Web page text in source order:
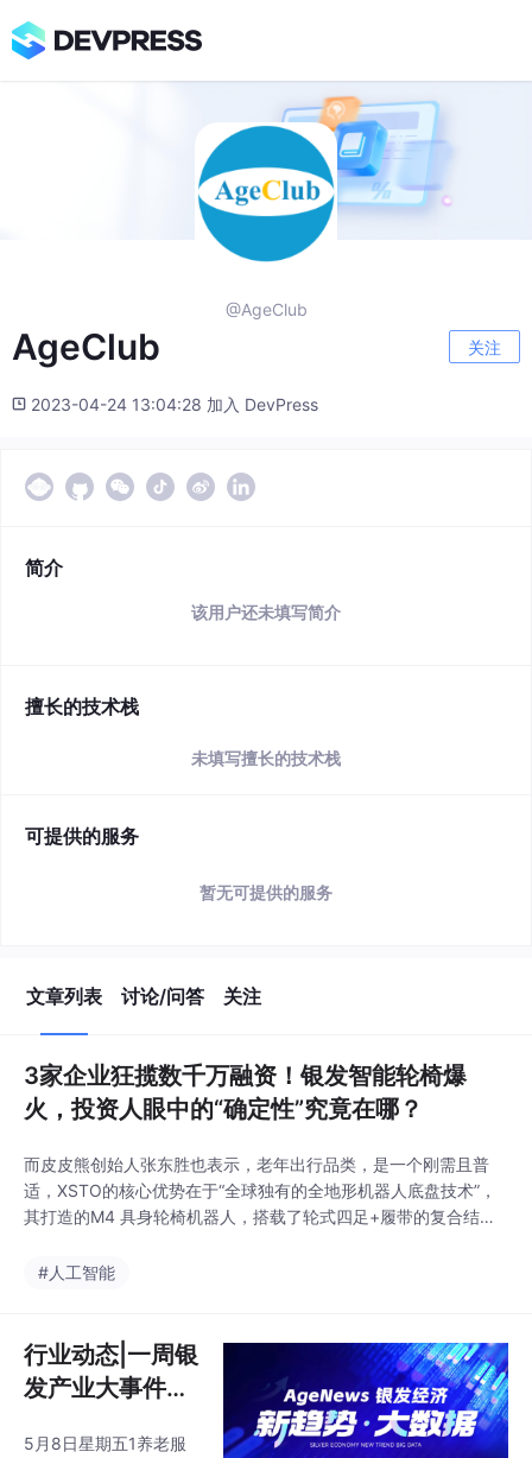
@AgeClub
AgeClub 关注
2023-04-24 13:04:28 加入 DevPress
简介
该用户还未填写简介
擅长的技术栈
未填写擅长的技术栈
可提供的服务
暂无可提供的服务
文章列表 讨论/问答 关注
3家企业狂揽数千万融资！银发智能轮椅爆
火，投资人眼中的“确定性”究竟在哪？
而皮皮熊创始人张东胜也表示，老年出行品类，是一个刚需且普
适，XSTO的核心优势在于“全球独有的全地形机器人底盘技术”，
其打造的M4 具身轮椅机器人，搭载了轮式四足+履带的复合结
高效行驶，遇到楼梯时自动切换履带爬楼模式。随着“出行”这一简
#人工智能
行业动态|一周银
发产业大事件速
5月8日星期五1养老服